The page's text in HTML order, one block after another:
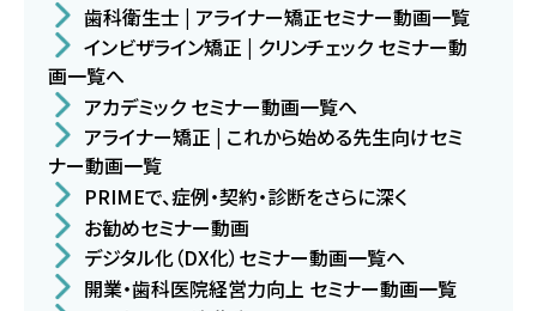
歯科衛生士 | アライナー矯正セミナー動画一覧
インビザライン矯正 | クリンチェック セミナー動
画一覧へ
アカデミック セミナー動画一覧へ
アライナー矯正 | これから始める先生向けセミ
ナー動画一覧
PRIMEで、症例・契約・診断をさらに深く
お勧めセミナー動画
デジタル化（DX化）セミナー動画一覧へ
開業・歯科医院経営力向上 セミナー動画一覧